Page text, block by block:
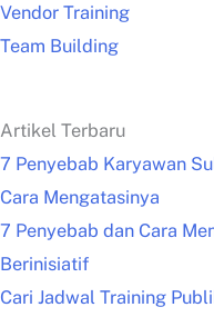
Vendor Training
Team Building
Artikel Terbaru
7 Penyebab Karyawan
Cara Mengatasinya
7 Penyebab dan Cara
Berinisiatif
Cari Jadwal Training